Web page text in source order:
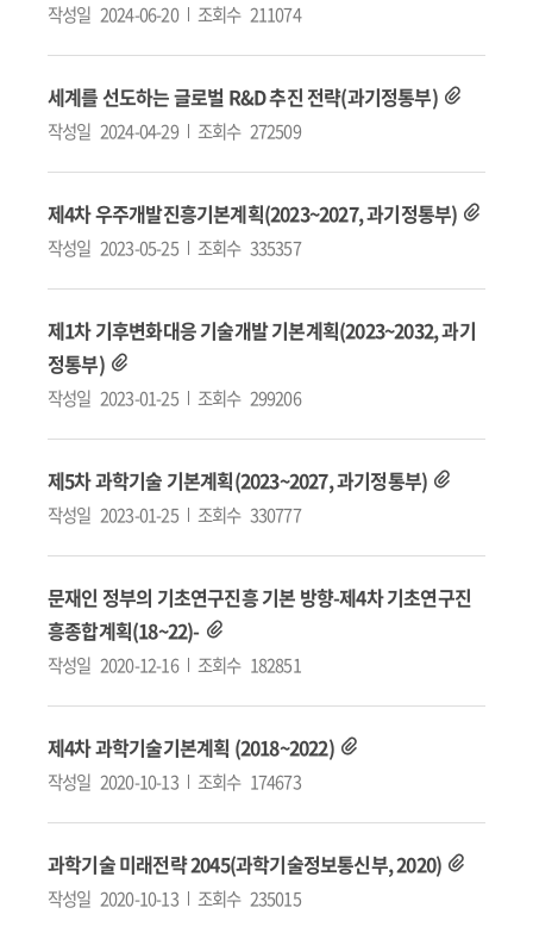
작성일 2024-06-20 조회수 211074
세계를 선도하는 글로벌 R&D 추진 전략(과기정통부)
작성일 2024-04-29 조회수 272509
제4차 우주개발진흥기본계획(2023~2027, 과기정통부)
작성일 2023-05-25 조회수 335357
제1차 기후변화대응 기술개발 기본계획(2023~2032, 과기
정통부)
작성일 2023-01-25 조회수 299206
제5차 과학기술 기본계획(2023~2027, 과기정통부)
작성일 2023-01-25 조회수 330777
문재인 정부의 기초연구진흥 기본 방향-제4차 기초연구진
흥종합계획(18~22)-
작성일 2020-12-16 조회수 182851
제4차 과학기술기본계획 (2018~2022)
작성일 2020-10-13 조회수 174673
과학기술 미래전략 2045(과학기술정보통신부, 2020)
작성일 2020-10-13 조회수 235015